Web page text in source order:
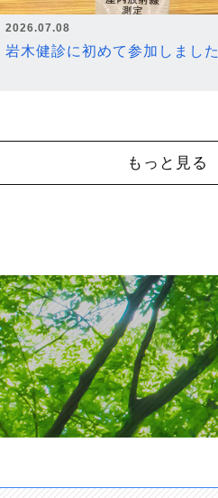
2026.07.08
岩木健診に初めて参加しました
もっと見る